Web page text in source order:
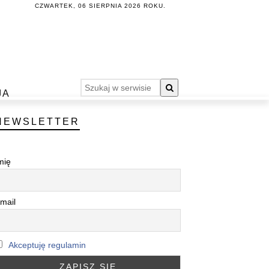
CZWARTEK, 06 SIERPNIA 2026 ROKU.
Akceptuję regulamin